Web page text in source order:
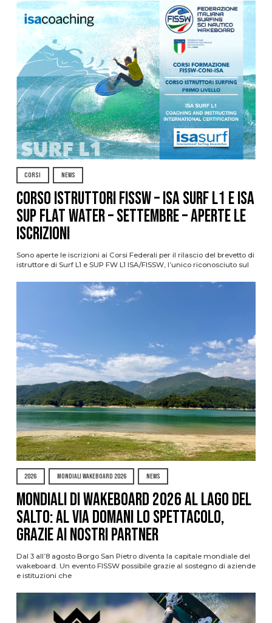
CORSI NEWS
CORSO ISTRUTTORI FISSW – ISA SURF L1 e ISA
SUP Flat Water – SETTEMBRE – APERTE LE
ISCRIZIONI
Sono aperte le iscrizioni ai Corsi Federali per il rilascio del brevetto di
istruttore di Surf L1 e SUP FW L1 ISA/FISSW, l’unico riconosciuto sul
2026 MONDIALI WAKEBOARD 2026 NEWS
Mondiali di Wakeboard 2026 al Lago del
Salto: al via domani lo spettacolo,
grazie ai nostri Partner
Dal 3 all’8 agosto Borgo San Pietro diventa la capitale mondiale del
wakeboard. Un evento FISSW possibile grazie al sostegno di aziende
e istituzioni che